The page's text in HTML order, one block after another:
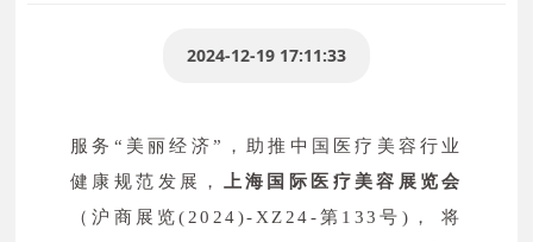
2024-12-19 17:11:33
服务“美丽经济”，助推中国医疗美容行业
健康规范发展， 上海国际医疗美容展览会
（沪商展览(2024)-XZ24-第133号)， 将